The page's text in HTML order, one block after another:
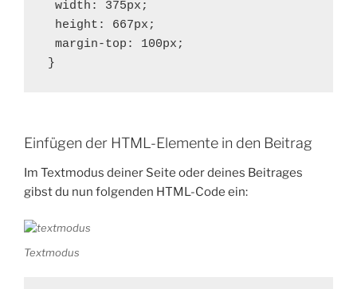
width: 375px;
height: 667px;
margin-top: 100px;
}
Einfügen der HTML-Elemente in den Beitrag
Im Textmodus deiner Seite oder deines Beitrages
gibst du nun folgenden HTML-Code ein:
Textmodus